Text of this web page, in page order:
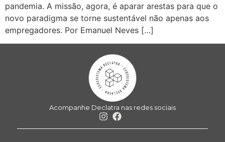
pandemia. A missão, agora, é aparar arestas para que o
novo paradigma se torne sustentável não apenas aos
empregadores. Por Emanuel Neves […]
Acompanhe Declatra nas redes sociais